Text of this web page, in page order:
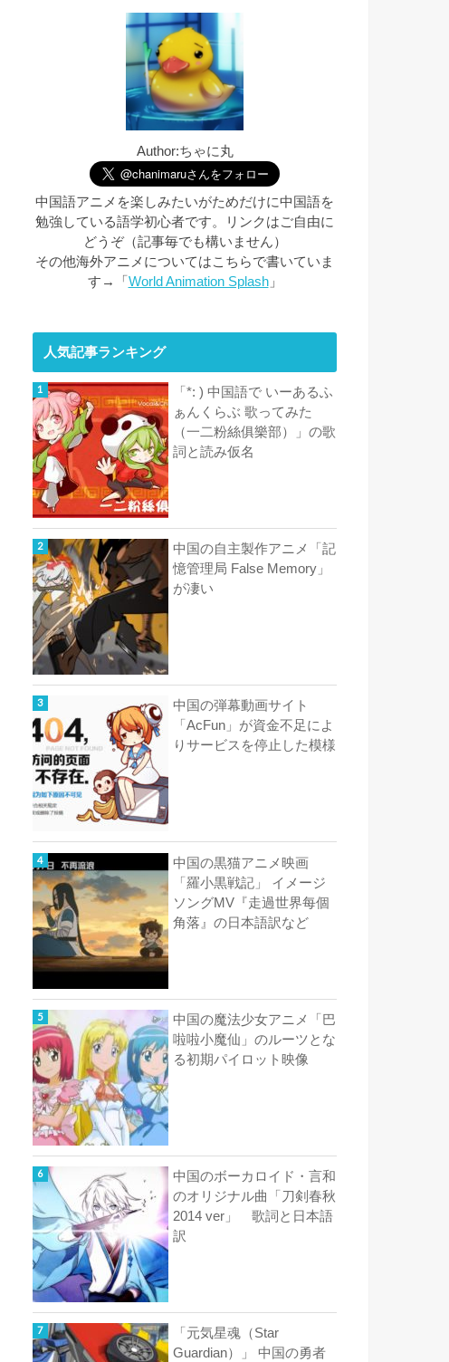
Author:ちゃに丸
中国語アニメを楽しみたいがためだけに中国語を
勉強している語学初心者です。リンクはご自由に
どうぞ（記事毎でも構いません）
その他海外アニメについてはこちらで書いていま
す→「 World Animation Splash」
人気記事ランキング
「*: ) 中国語で いーあるふ
ぁんくらぶ 歌ってみた
（一二粉絲俱樂部）」の歌
詞と読み仮名
中国の自主製作アニメ「記
憶管理局 False Memory」
が凄い
中国の弾幕動画サイト
「AcFun」が資金不足によ
りサービスを停止した模様
中国の黒猫アニメ映画
「羅小黒戦記」 イメージ
ソングMV『走過世界每個
角落』の日本語訳など
中国の魔法少女アニメ「巴
啦啦小魔仙」のルーツとな
る初期パイロット映像
中国のボーカロイド・言和
のオリジナル曲「刀剣春秋
2014 ver」 歌詞と日本語
訳
「元気星魂（Star
Guardian）」 中国の勇者